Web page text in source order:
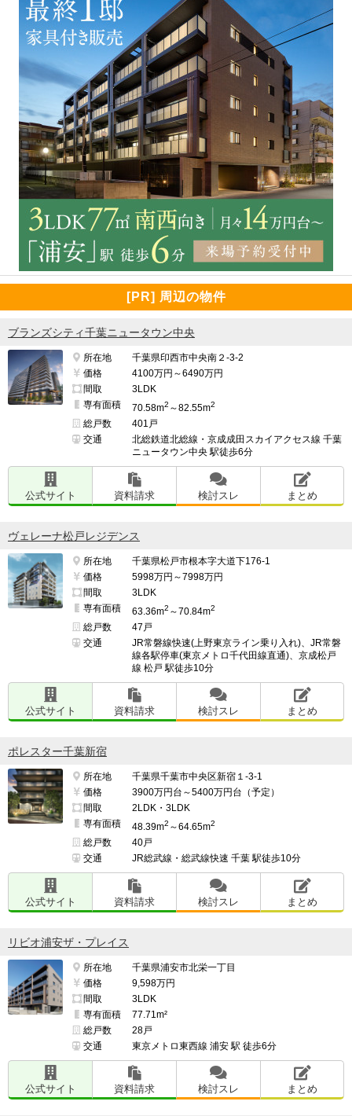
[PR] 周辺の物件
ブランズシティ千葉ニュータウン中央
所在地
千葉県印西市中央南２-3-2
価格
4100万円～6490万円
間取
3LDK
専有面積
70.58m2 ～82.55m2
総戸数
401戸
交通
北総鉄道北総線・京成成田スカイアクセス線 千葉
ニュータウン中央 駅徒歩6分
公式サイト 資料請求 検討スレ まとめ
ヴェレーナ松戸レジデンス
所在地
千葉県松戸市根本字大道下176-1
価格
5998万円～7998万円
間取
3LDK
専有面積
63.36m2 ～70.84m2
総戸数
47戸
交通
JR常磐線快速(上野東京ライン乗り入れ)、JR常磐
線各駅停車(東京メトロ千代田線直通)、京成松戸
線 松戸 駅徒歩10分
公式サイト 資料請求 検討スレ まとめ
ポレスター千葉新宿
所在地
千葉県千葉市中央区新宿１-3-1
価格
3900万円台～5400万円台（予定）
間取
2LDK・3LDK
専有面積
48.39m2 ～64.65m2
総戸数
40戸
交通
JR総武線・総武線快速 千葉 駅徒歩10分
公式サイト 資料請求 検討スレ まとめ
リビオ浦安ザ・プレイス
所在地
千葉県浦安市北栄一丁目
価格
9,598万円
間取
3LDK
専有面積
77.71m²
総戸数
28戸
交通
東京メトロ東西線 浦安 駅 徒歩6分
公式サイト 資料請求 検討スレ まとめ